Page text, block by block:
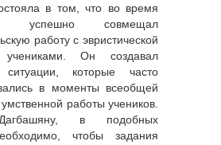
в том, что во время
успешно совмещал
работу с эвристической
Он создавал
ситуации, которые часто
в моменты всеобщей
работы учеников.
в подобных
чтобы задания